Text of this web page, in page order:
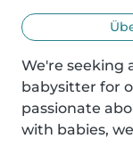
We're seeking
babysitter for
passionate
with babies,